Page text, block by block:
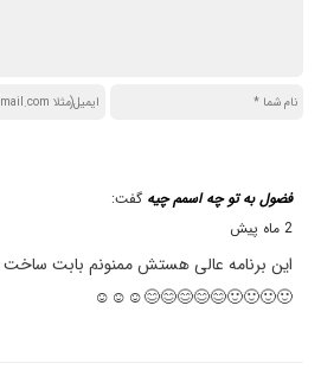
فضول به تو چه اسمم چیه گفت:
2 ماه پیش
این برنامه عالی هستش ممنونم بابت
🙂🙂🙂🙂😊😊😊😊😊☺️☺️☺️